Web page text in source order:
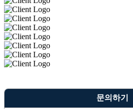
문의하기